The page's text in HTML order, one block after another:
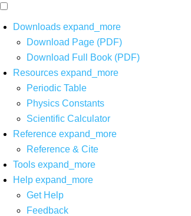
Downloads expand_more
Download Page (PDF)
Download Full Book (PDF)
Resources expand_more
Periodic Table
Physics Constants
Scientific Calculator
Reference expand_more
Reference & Cite
Tools expand_more
Help expand_more
Get Help
Feedback